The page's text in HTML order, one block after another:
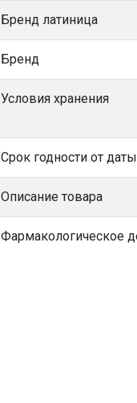
Бренд латиница
Бренд
Условия хранения
Срок годности от
Описание товара
Фармакологическое